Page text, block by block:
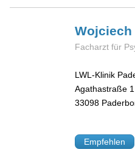
Wojciech
Facharzt für
LWL-Klinik
Agathastraße 1
33098
Empfehlen